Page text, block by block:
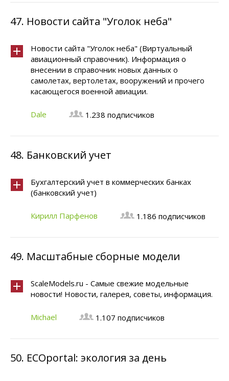
47. Новости сайта "Уголок неба"
Новости сайта "Уголок неба" (Виртуальный
авиационный справочник). Информация о
внесении в справочник новых данных о
самолетах, вертолетах, вооружений и прочего
касающегося военной авиации.
Dale 1.238 подписчиков
48. Банковский учет
Бухгалтерский учет в коммерческих банках
(банковский учет)
Кирилл Парфенов 1.186 подписчиков
49. Масштабные сборные модели
ScaleModels.ru - Самые свежие модельные
новости! Новости, галерея, советы, информация.
Michael 1.107 подписчиков
50. ECOportal: экология за день